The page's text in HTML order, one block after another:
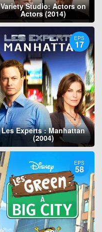
Variety Studio: Actors on
Actors (2014)
EPS
17
Les Experts : Manhattan
(2004)
EPS
58